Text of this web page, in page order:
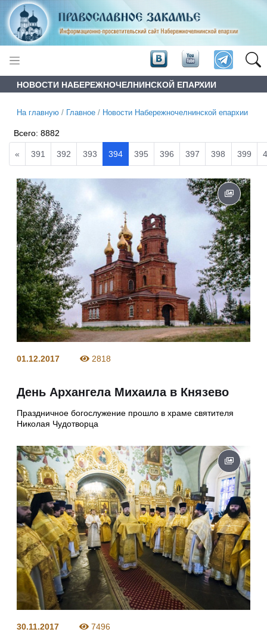
НОВОСТИ НАБЕРЕЖНОЧЕЛНИНСКОЙ ЕПАРХИИ
На главную / Главное / Новости Набережночелнинской епархии
Всего:8882
« 391 392 393 394 395 396 397 398 399
01.12.2017 2818
День Архангела Михаила в Князево
Праздничное богослужение прошло в храме святителя
Николая Чудотворца
30.11.2017 7496